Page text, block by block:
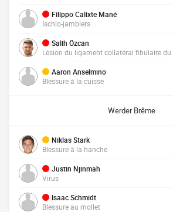
Filippo Calixte Mané
Ischio-jambiers
Salih Özcan
Lésion du ligament collatéral fibulaire du
Aaron Anselmino
Blessure à la cuisse
Werder Brême
Niklas Stark
Blessure à la hanche
Justin Njinmah
Virus
Isaac Schmidt
Blessure au mollet